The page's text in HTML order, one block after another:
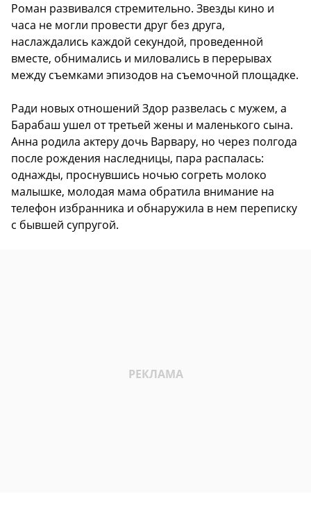
Роман развивался стремительно. Звезды кино и
часа не могли провести друг без друга,
наслаждались каждой секундой, проведенной
вместе, обнимались и миловались в перерывах
между съемками эпизодов на съемочной площадке.
Ради новых отношений Здор развелась с мужем, а
Барабаш ушел от третьей жены и маленького сына.
Анна родила актеру дочь Варвару, но через полгода
после рождения наследницы, пара распалась:
однажды, проснувшись ночью согреть молоко
малышке, молодая мама обратила внимание на
телефон избранника и обнаружила в нем переписку
с бывшей супругой.